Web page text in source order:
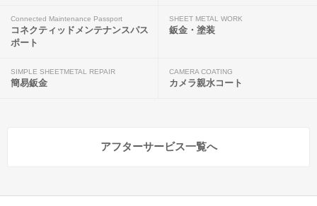
Connected Maintenance Passport
コネクティッドメンテナンスパス
ポート
SHEET METAL WORK
鈑金・塗装
SIMPLE SHEETMETAL REPAIR
簡易鈑金
CAMERA COATING
カメラ親水コート
アフターサービス一覧へ